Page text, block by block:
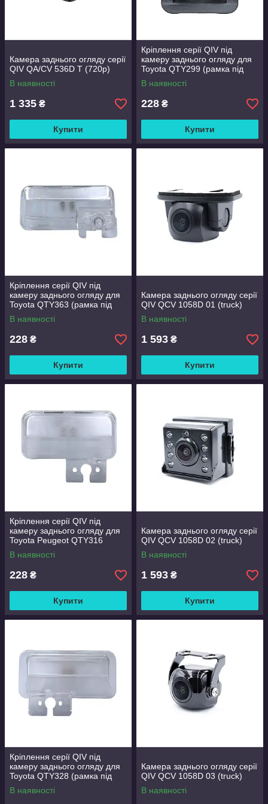
Камера заднього огляду серії
QIV QA/CV 536D T (720p)
В наявності
1 335 ₴
Купити
Кріплення серії QIV під
камеру заднього огляду для
Toyota QTY299 (рамка під
плафон)
В наявності
228 ₴
Купити
Кріплення серії QIV під
камеру заднього огляду для
Toyota QTY363 (рамка під
плафон)
В наявності
228 ₴
Купити
Камера заднього огляду серії
QIV QCV 1058D 01 (truck)
В наявності
1 593 ₴
Купити
Кріплення серії QIV під
камеру заднього огляду для
Toyota Peugeot QTY316
(рамка під плафон)
В наявності
228 ₴
Купити
Камера заднього огляду серії
QIV QCV 1058D 02 (truck)
В наявності
1 593 ₴
Купити
Кріплення серії QIV під
камеру заднього огляду для
Toyota QTY328 (рамка під
плафон)
В наявності
Камера заднього огляду серії
QIV QCV 1058D 03 (truck)
В наявності